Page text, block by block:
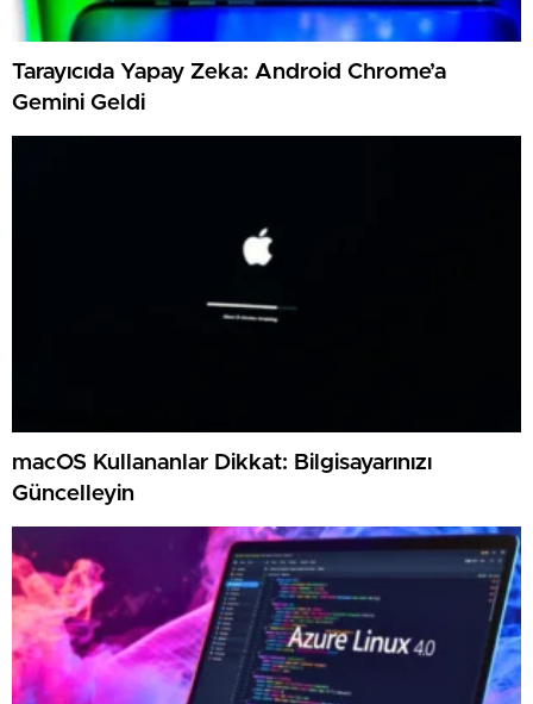
Tarayıcıda Yapay Zeka: Android Chrome’a
Gemini Geldi
macOS Kullananlar Dikkat: Bilgisayarınızı
Güncelleyin